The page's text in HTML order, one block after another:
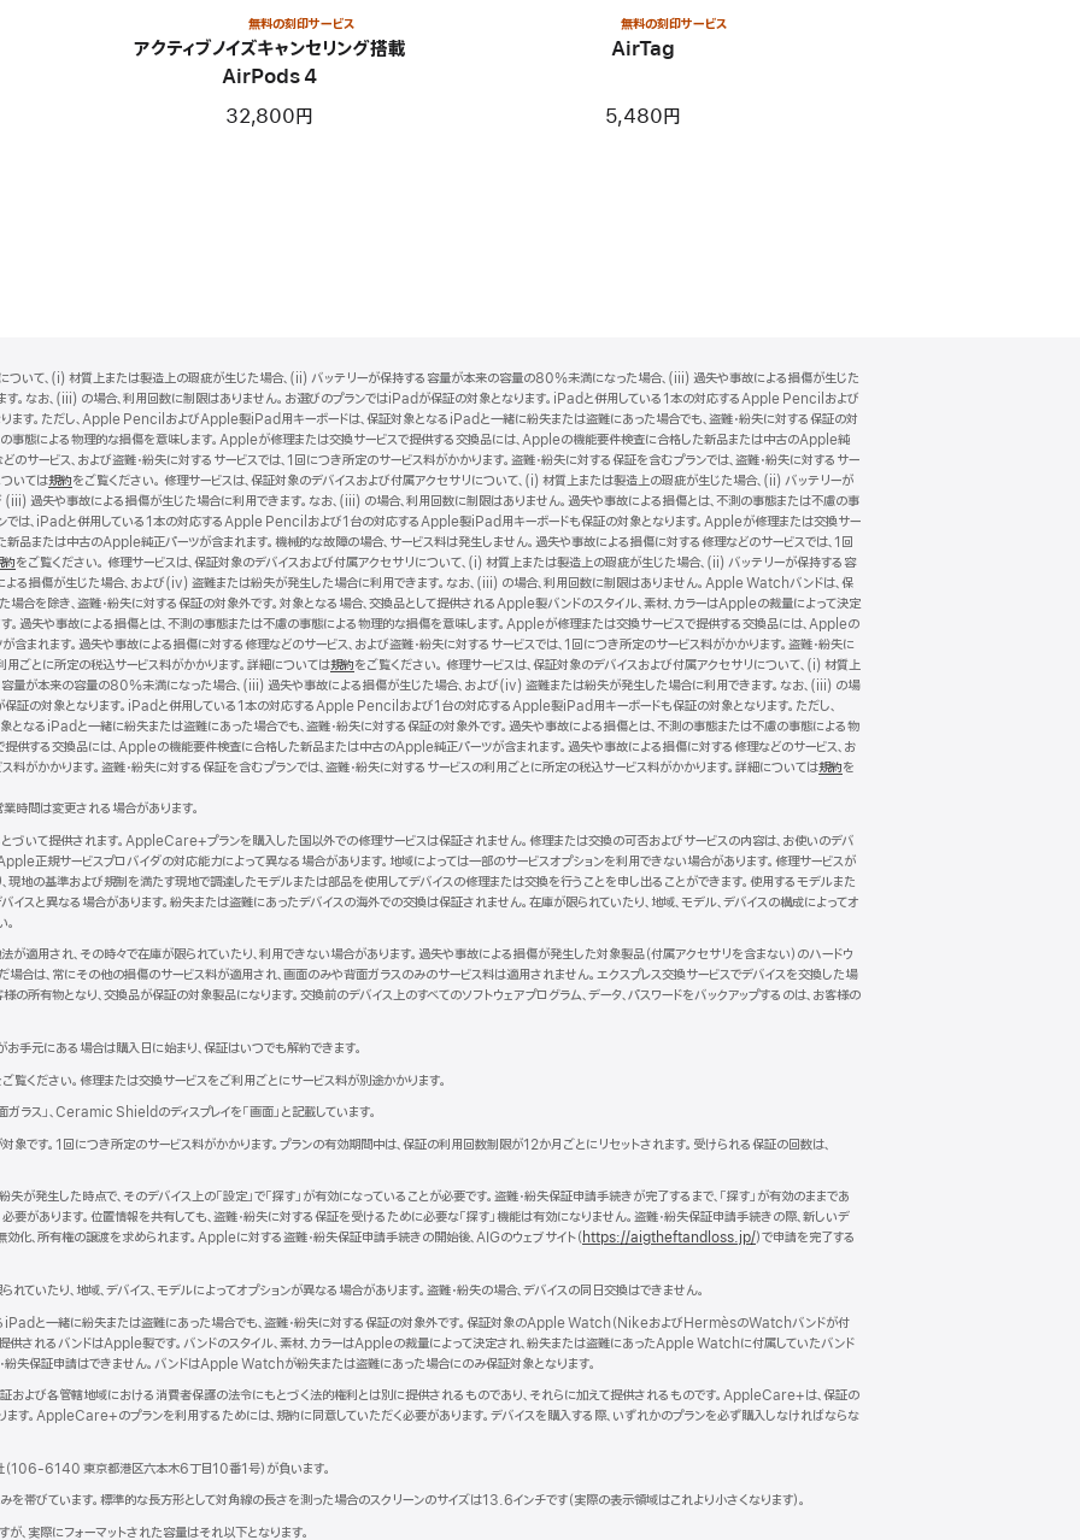
無料の刻印サービス
アクティブノイズキャンセリング搭載
AirPods 4
32,800円
無料の刻印サービス
AirTag
5,480円
ついて、(i) 材質上または製造上の瑕疵が生じた場合、(ii) バッテリーが保持する容量が本来の容量の80%未満になった場合、(iii) 過失や事故による損傷が生じた
。なお、(iii) の場合、利用回数に制限はありません。お選びのプランではiPadが保証の対象となります。iPadと併用している1本の対応するApple Pencilおよび
す。ただし、Apple PencilおよびApple製iPad用キーボードは、保証対象となるiPadと一緒に紛失または盗難にあった場合でも、盗難・紛失に対する保証の対
の事態による物理的な損傷を意味します。Appleが修理または交換サービスで提供する交換品には、Appleの機能要件検査に合格した新品または中古のApple純
サービス、および盗難・紛失に対するサービスでは、1回につき所定のサービス料がかかります。盗難・紛失に対する保証を含むプランでは、盗難・紛失に対するサー
いては規約（新
規
ウ
イ
ン
ド
ウ
で
開
き
ま
す）
をご覧ください。 修理サービスは、保証対象のデバイスおよび付属アクセサリについて、(i) 材質上または製造上の瑕疵が生じた場合、(ii) バッテリーが
過失や事故による損傷が生じた場合に利用できます。なお、(iii) の場合、利用回数に制限はありません。過失や事故による損傷とは、不測の事態または不慮の事
では、iPadと併用している1本の対応するApple Pencilおよび1台の対応するApple製iPad用キーボードも保証の対象となります。Appleが修理または交換サー
品または中古のApple純正パーツが含まれます。機械的な故障の場合、サービス料は発生しません。過失や事故による損傷に対する修理などのサービスでは、1回
約（新
規
ウ
イ
ン
ド
ウ
で
開
き
ま
をご覧ください。 修理サービスは、保証対象のデバイスおよび付属アクセサリについて、(i) 材質上または製造上の瑕疵が生じた場合、(ii) バッテリーが保持する容
損傷が生じた場合、および(iv) 盗難または紛失が発生した場合に利用できます。なお、(iii) の場合、利用回数に制限はありません。Apple Watchバンドは、保
を除き、盗難・紛失に対する保証の対象外です。対象となる場合、交換品として提供されるApple製バンドのスタイル、素材、カラーはAppleの裁量によって決定
。過失や事故による損傷とは、不測の事態または不慮の事態による物理的な損傷を意味します。Appleが修理または交換サービスで提供する交換品には、Appleの
れます。過失や事故による損傷に対する修理などのサービス、および盗難・紛失に対するサービスでは、1回につき所定のサービス料がかかります。盗難・紛失に
用ごとに所定の税込サービス料がかかります。詳細については規約（新
規
ウ
イ
ン
ド
き
ま
す）
をご覧ください。 修理サービスは、保証対象のデバイスおよび付属アクセサリについて、(i) 材質上
量が本来の容量の80%未満になった場合、(iii) 過失や事故による損傷が生じた場合、および(iv) 盗難または紛失が発生した場合に利用できます。なお、(iii) の場
保証の対象となります。iPadと併用している1本の対応するApple Pencilおよび1台の対応するApple製iPad用キーボードも保証の対象となります。ただし、
るiPadと一緒に紛失または盗難にあった場合でも、盗難・紛失に対する保証の対象外です。過失や事故による損傷とは、不測の事態または不慮の事態による物
供する交換品には、Appleの機能要件検査に合格した新品または中古のApple純正パーツが含まれます。過失や事故による損傷に対する修理などのサービス、お
料がかかります。盗難・紛失に対する保証を含むプランでは、盗難・紛失に対するサービスの利用ごとに所定の税込サービス料がかかります。詳細については規約（新
ン
ド
ウ
で
き
ま
す）
を
時間は変更される場合があります。
いて提供されます。AppleCare+プランを購入した国以外での修理サービスは保証されません。修理または交換の可否およびサービスの内容は、お使いのデバ
正規サービスプロバイダの対応能力によって異なる場合があります。地域によっては一部のサービスオプションを利用できない場合があります。修理サービスが
地の基準および規制を満たす現地で調達したモデルまたは部品を使用してデバイスの修理または交換を行うことを申し出ることができます。使用するモデルまた
スと異なる場合があります。紛失または盗難にあったデバイスの海外での交換は保証されません。在庫が限られていたり、地域、モデル、デバイスの構成によってオ
が適用され、その時々で在庫が限られていたり、利用できない場合があります。過失や事故による損傷が発生した対象製品（付属アクセサリを含まない）のハードウ
場合は、常にその他の損傷のサービス料が適用され、画面のみや背面ガラスのみのサービス料は適用されません。エクスプレス交換サービスでデバイスを交換した場
所有物となり、交換品が保証の対象製品になります。交換前のデバイス上のすべてのソフトウェアプログラム、データ、パスワードをバックアップするのは、お客様の
手元にある場合は購入日に始まり、保証はいつでも解約できます。
覧ください。修理または交換サービスをご利用ごとにサービス料が別途かかります。
ス」、Ceramic Shieldのディスプレイを「画面」と記載しています。
す。1回につき所定のサービス料がかかります。プランの有効期間中は、保証の利用回数制限が12か月ごとにリセットされます。受けられる保証の回数は、
が発生した時点で、そのデバイス上の「設定」で「探す」が有効になっていることが必要です。盗難・紛失保証申請手続きが完了するまで、「探す」が有効のままであ
あります。位置情報を共有しても、盗難・紛失に対する保証を受けるために必要な「探す」機能は有効になりません。盗難・紛失保証申請手続きの際、新しいデ
化、所有権の譲渡を求められます。Appleに対する盗難・紛失保証申請手続きの開始後、AIGのウェブサイト（ https://aigtheftandloss.jp/）で申請を完了する
ていたり、地域、デバイス、モデルによってオプションが異なる場合があります。盗難・紛失の場合、デバイスの同日交換はできません。
と一緒に紛失または盗難にあった場合でも、盗難・紛失に対する保証の対象外です。保証対象のApple Watch（NikeおよびHermèsのWatchバンドが付
供されるバンドはApple製です。バンドのスタイル、素材、カラーはAppleの裁量によって決定され、紛失または盗難にあったApple Watchに付属していたバンド
失保証申請はできません。バンドはApple Watchが紛失または盗難にあった場合にのみ保証対象となります。
よび各管轄地域における消費者保護の法令にもとづく法的権利とは別に提供されるものであり、それらに加えて提供されるものです。AppleCare+は、保証の
。AppleCare+のプランを利用するためには、規約に同意していただく必要があります。デバイスを購入する際、いずれかのプランを必ず購入しなければならな
6140 東京都港区六本木6丁目10番1号）が負いま す 。
びています。標準的な長方形として対角線の長さを測った場合のスクリーンのサイズは13.6インチです（実際の表示領域はこれより小さくなります）。
実際にフォーマットされた容量はそれ以下となります。